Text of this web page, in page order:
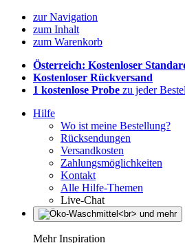
zur Navigation
zum Inhalt
zum Warenkorb
Österreich: Kostenloser
Kostenloser Rückversand
1 kostenlose Probe zu jeder
Hilfe
Wo ist meine Bestellung?
Rücksendungen
Versandkosten
Zahlungsmöglichkeiten
Kontakt
Alle Hilfe-Themen
Live-Chat
Mehr Inspiration